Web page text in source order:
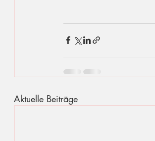
Aktuelle Beiträge